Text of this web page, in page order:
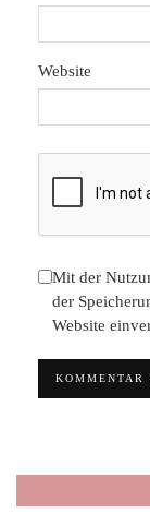
Website
Mit der
der
Website